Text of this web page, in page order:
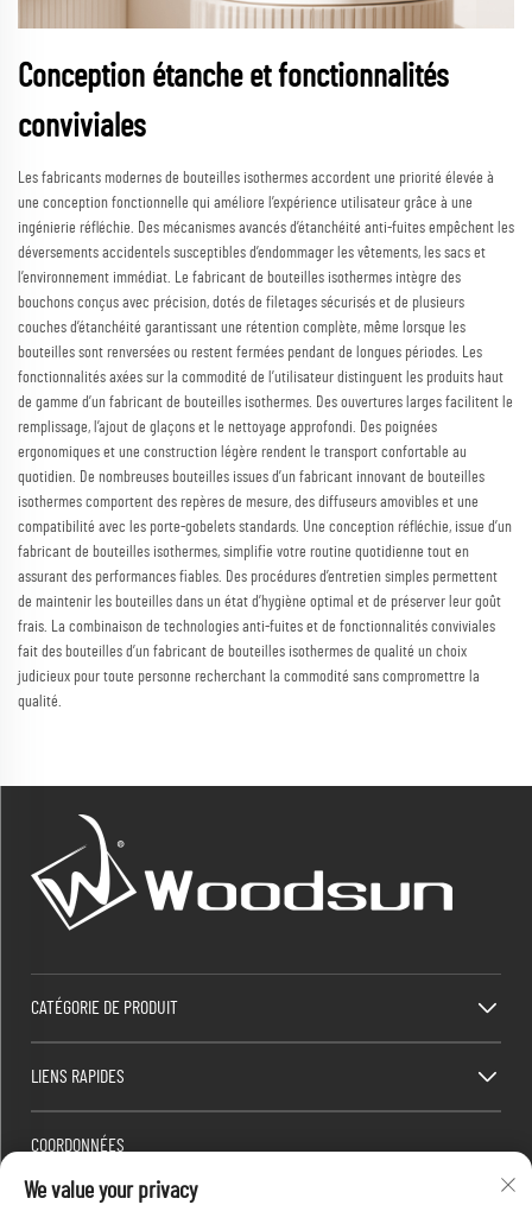
Conception étanche et fonctionnalités
conviviales
Les fabricants modernes de bouteilles isothermes accordent une priorité élevée à
une conception fonctionnelle qui améliore l’expérience utilisateur grâce à une
ingénierie réfléchie. Des mécanismes avancés d’étanchéité anti-fuites empêchent les
déversements accidentels susceptibles d’endommager les vêtements, les sacs et
l’environnement immédiat. Le fabricant de bouteilles isothermes intègre des
bouchons conçus avec précision, dotés de filetages sécurisés et de plusieurs
couches d’étanchéité garantissant une rétention complète, même lorsque les
bouteilles sont renversées ou restent fermées pendant de longues périodes. Les
fonctionnalités axées sur la commodité de l’utilisateur distinguent les produits haut
de gamme d’un fabricant de bouteilles isothermes. Des ouvertures larges facilitent le
remplissage, l’ajout de glaçons et le nettoyage approfondi. Des poignées
ergonomiques et une construction légère rendent le transport confortable au
quotidien. De nombreuses bouteilles issues d’un fabricant innovant de bouteilles
isothermes comportent des repères de mesure, des diffuseurs amovibles et une
compatibilité avec les porte-gobelets standards. Une conception réfléchie, issue d’un
fabricant de bouteilles isothermes, simplifie votre routine quotidienne tout en
assurant des performances fiables. Des procédures d’entretien simples permettent
de maintenir les bouteilles dans un état d’hygiène optimal et de préserver leur goût
frais. La combinaison de technologies anti-fuites et de fonctionnalités conviviales
fait des bouteilles d’un fabricant de bouteilles isothermes de qualité un choix
judicieux pour toute personne recherchant la commodité sans compromettre la
qualité.
CATÉGORIE DE PRODUIT
LIENS RAPIDES
COORDONNÉES
Factory/Office add : Zone industrielle Dawang, ville de Heshan (au sud de l'autoroute
We value your privacy